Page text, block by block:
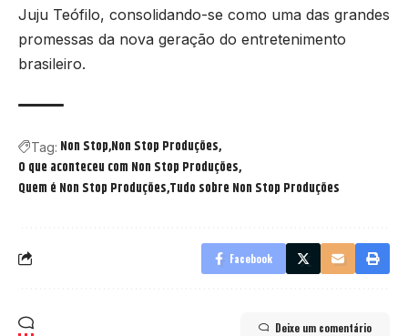
Juju Teófilo, consolidando-se como uma das grandes
promessas da nova geração do entretenimento
brasileiro.
Tag: Non Stop Non Stop Produções
O que aconteceu com Non Stop Produções
Quem é Non Stop Produções Tudo sobre Non Stop Produções
Facebook
Deixe um comentário